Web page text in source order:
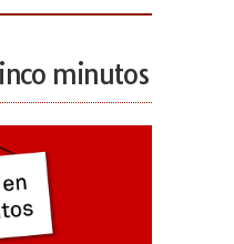
minutos